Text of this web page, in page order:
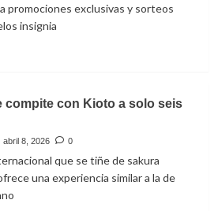
promociones exclusivas y sorteos
insignia
compite con Kioto a solo seis
abril 8, 2026 0
que se tiñe de sakura
una experiencia similar a la de